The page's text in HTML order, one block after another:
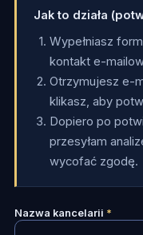
Jak to działa
Wypełniasz
kontakt e-
Otrzymujesz e-
klikasz, aby
Dopiero po
przesyłam
wycofać zgodę.
Nazwa kancelarii *